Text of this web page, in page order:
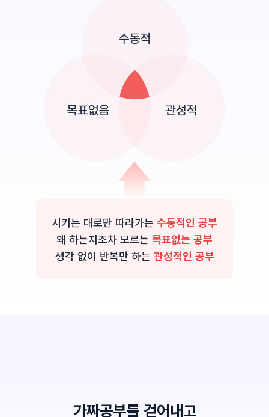
시키는 대로만 따라가는 수동적인 공부
왜 하는지조차 모르는 목표없는 공부
생각 없이 반복만 하는 관성적인 공부
가짜공부를 걷어내고